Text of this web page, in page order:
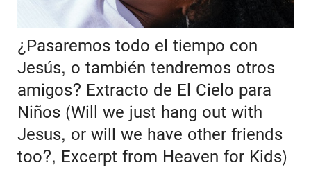
¿Pasaremos todo el tiempo con
Jesús, o también tendremos otros
amigos? Extracto de El Cielo para
Niños (Will we just hang out with
Jesus, or will we have other friends
too?, Excerpt from Heaven for Kids)